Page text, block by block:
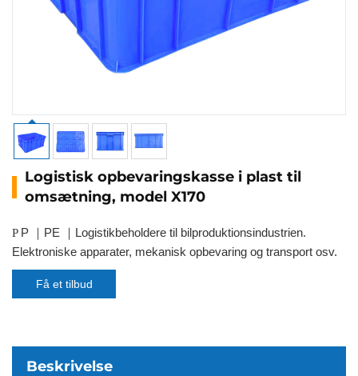
Logistisk opbevaringskasse i plast til
omsætning, model X170
P P PE
Logistikbeholdere til bilproduktionsindustrien.
Elektroniske apparater, mekanisk opbevaring og transport osv.
Få et tilbud
Beskrivelse